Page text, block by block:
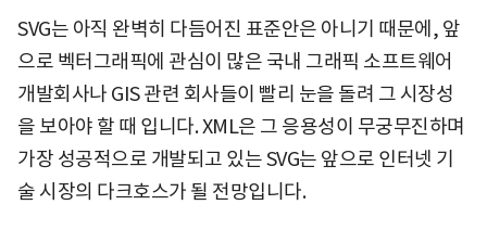
SVG는 아직 완벽히 다듬어진 표준안은 아니기 때문에, 앞
으로 벡터그래픽에 관심이 많은 국내 그래픽 소프트웨어
개발회사나 GIS 관련 회사들이 빨리 눈을 돌려 그 시장성
을 보아야 할 때 입니다. XML은 그 응용성이 무궁무진하며
가장 성공적으로 개발되고 있는 SVG는 앞으로 인터넷 기
술 시장의 다크호스가 될 전망입니다.